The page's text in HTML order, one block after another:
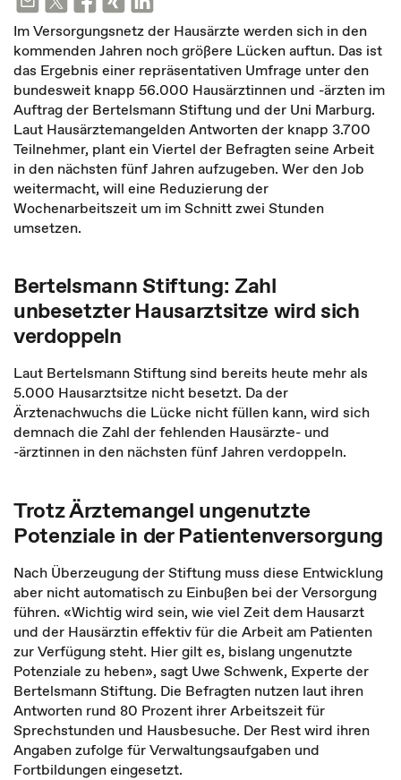
Im Versorgungsnetz der Hausärzte werden sich in den
kommenden Jahren noch größere Lücken auftun. Das ist
das Ergebnis einer repräsentativen Umfrage unter den
bundesweit knapp 56.000 Hausärztinnen und -ärzten im
Auftrag der Bertelsmann Stiftung und der Uni Marburg.
Laut Hausärztemangelden Antworten der knapp 3.700
Teilnehmer, plant ein Viertel der Befragten seine Arbeit
in den nächsten fünf Jahren aufzugeben. Wer den Job
weitermacht, will eine Reduzierung der
Wochenarbeitszeit um im Schnitt zwei Stunden
umsetzen.
Bertelsmann Stiftung: Zahl
unbesetzter Hausarztsitze wird sich
verdoppeln
Laut Bertelsmann Stiftung sind bereits heute mehr als
5.000 Hausarztsitze nicht besetzt. Da der
Ärztenachwuchs die Lücke nicht füllen kann, wird sich
demnach die Zahl der fehlenden Hausärzte- und
-ärztinnen in den nächsten fünf Jahren verdoppeln.
Trotz Ärztemangel ungenutzte
Potenziale in der Patientenversorgung
Nach Überzeugung der Stiftung muss diese Entwicklung
aber nicht automatisch zu Einbußen bei der Versorgung
führen. «Wichtig wird sein, wie viel Zeit dem Hausarzt
und der Hausärztin effektiv für die Arbeit am Patienten
zur Verfügung steht. Hier gilt es, bislang ungenutzte
Potenziale zu heben», sagt Uwe Schwenk, Experte der
Bertelsmann Stiftung. Die Befragten nutzen laut ihren
Antworten rund 80 Prozent ihrer Arbeitszeit für
Sprechstunden und Hausbesuche. Der Rest wird ihren
Angaben zufolge für Verwaltungsaufgaben und
Fortbildungen eingesetzt.